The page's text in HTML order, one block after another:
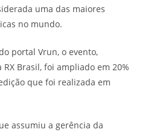
uma das maiores
no mundo.
portal Vrun, o evento,
Brasil, foi ampliado em 20%
que foi realizada em
assumiu a gerência da